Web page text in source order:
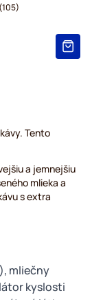
105)
Tento
a jemnejšiu
mlieka a
s extra
mliečny
kyslosti